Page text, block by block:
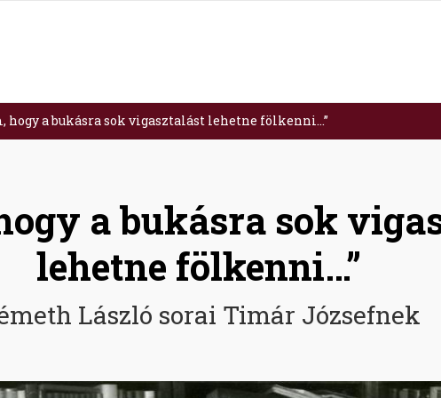
hogy a bukásra sok vigasztalást lehetne fölkenni…”
a bukásra sok
lehetne fölkenni…”
László sorai Timár Józsefnek